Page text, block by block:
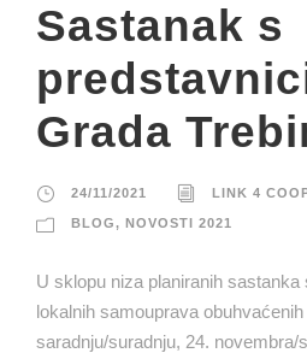
Sastanak s
Grada
24/11/2021 LINK 4
BLOG, NOVOSTI 2021
U sklopu niza planiranih
lokalnih samouprava
saradnju/suradnju, 24. novembra/